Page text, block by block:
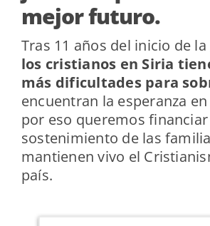
mejor futuro.
Tras 11 años del inicio de
los cristianos en Siria
más dificultades para
encuentran la esperanza
por eso queremos
sostenimiento de las
mantienen vivo el
país.